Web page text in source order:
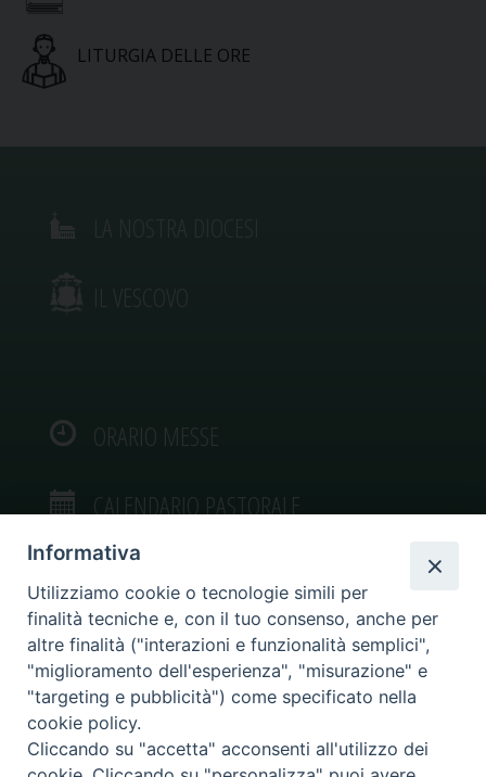
LITURGIA DELLE ORE
IL VESCOVO
ORARIO MESSE
CALENDARIO PASTORALE
VIDEOGALLERY
PHOTOGALLERY
Informativa
Utilizziamo cookie o tecnologie simili per
finalità tecniche e, con il tuo consenso, anche per
altre finalità ("interazioni e funzionalità semplici",
"miglioramento dell'esperienza", "misurazione" e
"targeting e pubblicità") come specificato nella
cookie policy.
Cliccando su "accetta" acconsenti all'utilizzo dei